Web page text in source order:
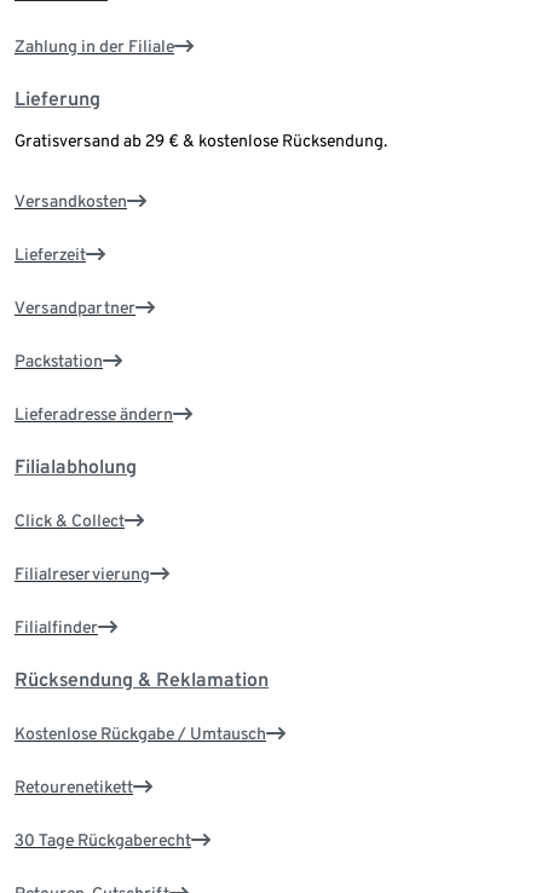
Zahlung in der Filiale
Lieferung
Gratisversand ab 29 € & kostenlose Rücksendung.
Versandkosten
Lieferzeit
Versandpartner
Packstation
Lieferadresse ändern
Filialabholung
Click & Collect
Filialreservierung
Filialfinder
Rücksendung & Reklamation
Kostenlose Rückgabe / Umtausch
Retourenetikett
30 Tage Rückgaberecht